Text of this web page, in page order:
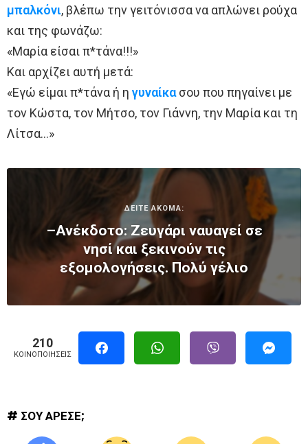
μπαλκόνι, βλέπω την γειτόνισσα να απλώνει ρούχα
και της φωνάζω:
«Μαρία είσαι π*τάνα!!!»
Και αρχίζει αυτή μετά:
«Εγώ είμαι π*τάνα ή η γυναίκασου που πηγαίνει με
τον Κώστα, τον Μήτσο, τον Γιάννη, την Μαρία και τη
Λίτσα…»
ΔΕΙΤΕ ΑΚΟΜΑ:
–Ανέκδοτο: Ζευγάρι ναυαγεί σε
νησί και ξεκινούν τις
εξομολογήσεις. Πολύ γέλιο
210
ΚΟΙΝΟΠΟΙΉΣΕΙΣ
# ΣΟΥ ΑΡΕΣΕ;